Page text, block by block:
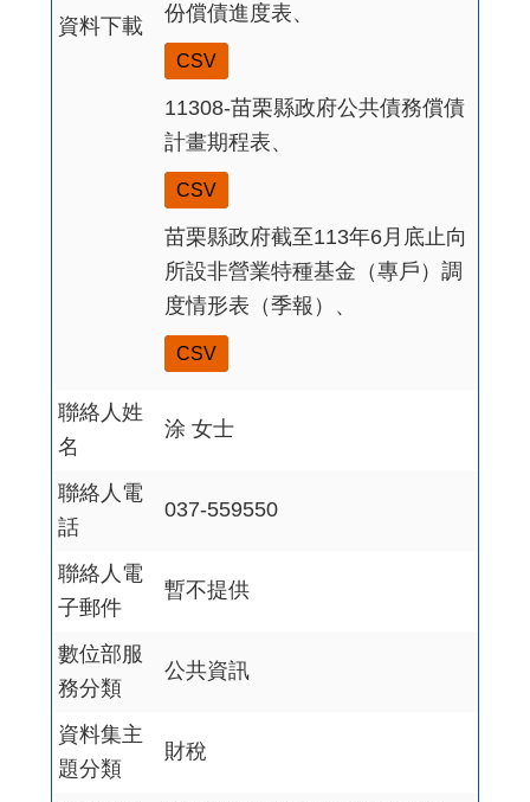
資料下載
份償債進度表、
CSV
11308-苗栗縣政府公共債務償債
計畫期程表、
CSV
苗栗縣政府截至113年6月底止向
所設非營業特種基金（專戶）調
度情形表（季報）、
CSV
聯絡人姓
名
涂 女士
聯絡人電
話
037-559550
聯絡人電
子郵件
暫不提供
數位部服
務分類
公共資訊
資料集主
題分類
財稅